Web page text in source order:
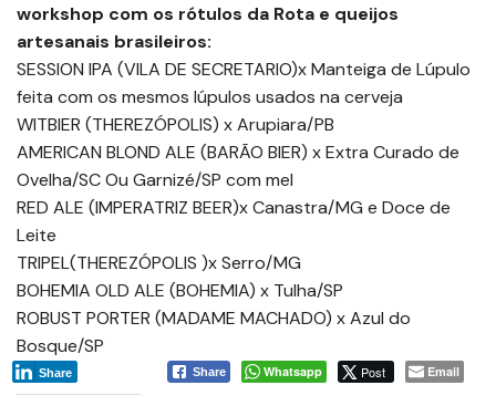
workshop com os rótulos da Rota e queijos
artesanais brasileiros:
SESSION IPA (VILA DE SECRETARIO)x Manteiga de Lúpulo
feita com os mesmos lúpulos usados na cerveja
WITBIER (THEREZÓPOLIS) x Arupiara/PB
AMERICAN BLOND ALE (BARÃO BIER) x Extra Curado de
Ovelha/SC Ou Garnizé/SP com mel
RED ALE (IMPERATRIZ BEER)x Canastra/MG e Doce de
Leite
TRIPEL(THEREZÓPOLIS )x Serro/MG
BOHEMIA OLD ALE (BOHEMIA) x Tulha/SP
ROBUST PORTER (MADAME MACHADO) x Azul do
Bosque/SP
Share Whatsapp Post Email
Share